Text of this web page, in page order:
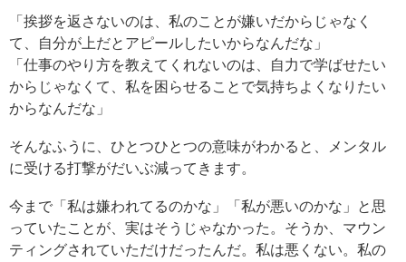
「挨拶を返さないのは、私のことが嫌いだからじゃなく
て、自分が上だとアピールしたいからなんだな」
「仕事のやり方を教えてくれないのは、自力で学ばせたい
からじゃなくて、私を困らせることで気持ちよくなりたい
からなんだな」
そんなふうに、ひとつひとつの意味がわかると、メンタル
に受ける打撃がだいぶ減ってきます。
今まで「私は嫌われてるのかな」「私が悪いのかな」と思
っていたことが、実はそうじゃなかった。そうか、マウン
ティングされていただけだったんだ。私は悪くない。私の